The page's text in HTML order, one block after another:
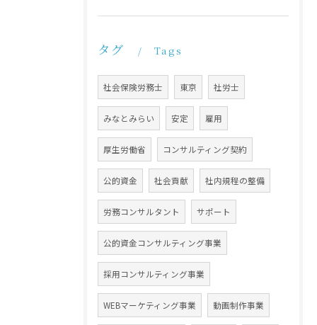
タグ Tags
社会保険労務士 東京 社労士
みなとみらい 安定 雇用
厚生労働省 コンサルティング契約
公的資金 社会貢献 社内規程の整備
労務コンサルタント サポート
公的資金コンサルティング事業
採用コンサルティング事業
WEBマーケティング事業 動画制作事業